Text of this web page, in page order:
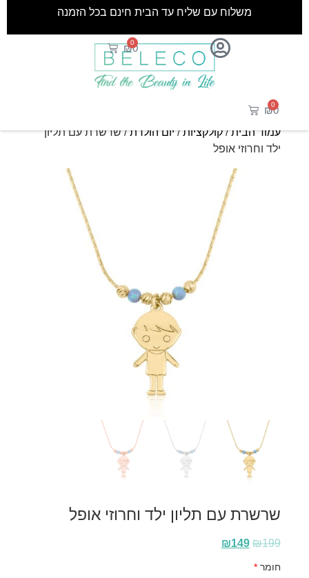
₪0
0
משלוח עם שליח עד הבית חינם בכל הזמנה
₪0
0
עמוד הבית/קולקציות/יום הולדת/ שרשרת עם תליון
ילד וחרוזי אופל
שרשרת עם תליון ילד וחרוזי אופל
₪199
₪149
חומר*